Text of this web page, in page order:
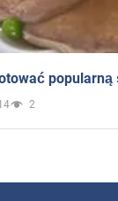
2